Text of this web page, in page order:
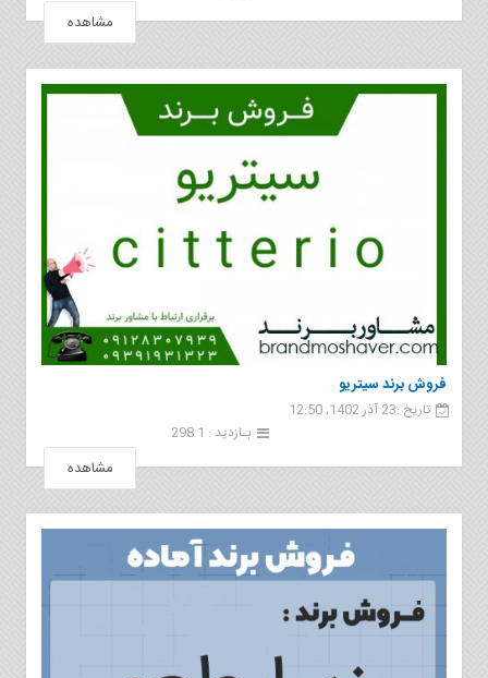
مشاهده
فروش برند سيتريو
تاریخ :23 آذر 1402, 12:50
بـازدید : 1 298
مشاهده